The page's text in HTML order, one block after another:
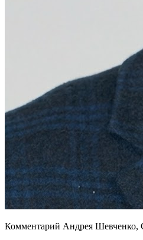
Комментарий Андрея